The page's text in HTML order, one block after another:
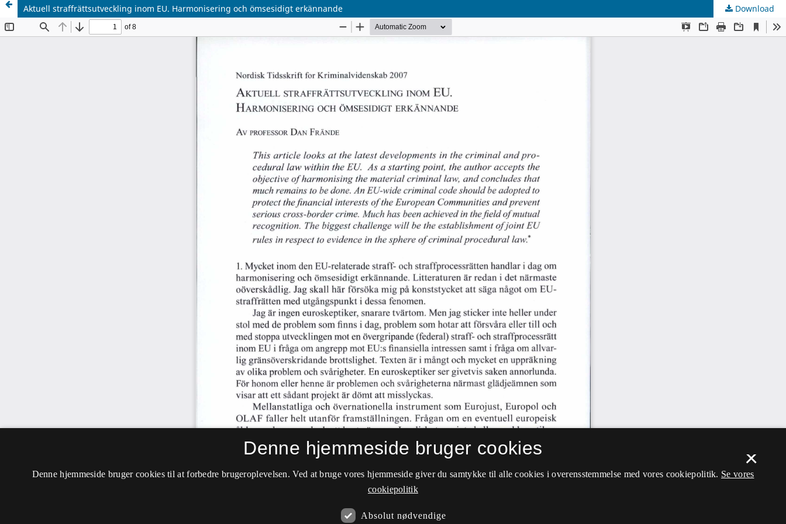
Aktuell straffrättsutveckling inom EU. Harmonisering och ömsesidigt erkännande Download
×
Denne hjemmeside bruger cookies
Denne hjemmeside bruger cookies til at forbedre brugeroplevelsen. Ved at bruge vores hjemmeside giver du samtykke til alle cookies i overensstemmelse med vores cookiepolitik. Se vores
cookiepolitik
Absolut nødvendige